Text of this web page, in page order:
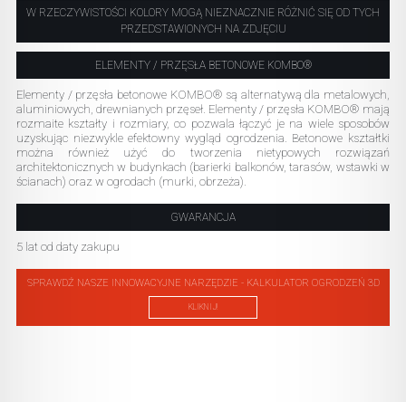
W RZECZYWISTOŚCI KOLORY MOGĄ NIEZNACZNIE RÓŻNIĆ SIĘ OD TYCH
PRZEDSTAWIONYCH NA ZDJĘCIU
ELEMENTY / PRZĘSŁA BETONOWE KOMBO®
Elementy / przęsła betonowe KOMBO® są alternatywą dla metalowych,
aluminiowych, drewnianych przęseł. Elementy / przęsła KOMBO® mają
rozmaite kształty i rozmiary, co pozwala łączyć je na wiele sposobów
uzyskując niezwykle efektowny wygląd ogrodzenia. Betonowe kształtki
można również użyć do tworzenia nietypowych rozwiązań
architektonicznych w budynkach (barierki balkonów, tarasów, wstawki w
ścianach) oraz w ogrodach (murki, obrzeża).
GWARANCJA
5 lat od daty zakupu
SPRAWDŹ NASZE INNOWACYJNE NARZĘDZIE - KALKULATOR OGRODZEŃ 3D
KLIKNIJ!